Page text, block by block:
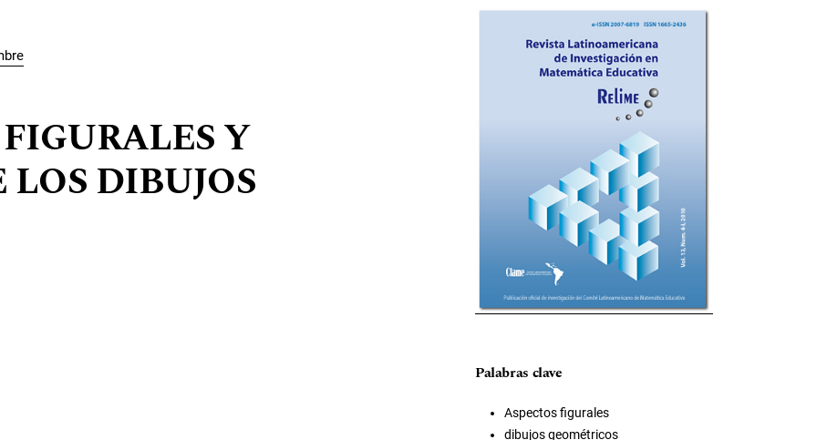
Y
DIBUJOS
Imagen de portada
Palabras clave
Aspectos figurales
dibujos geométricos